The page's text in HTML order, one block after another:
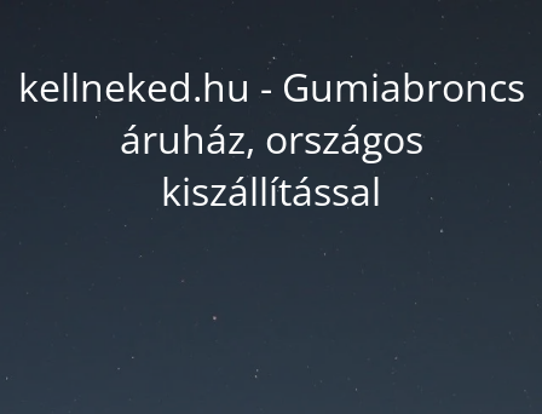
kellneked.hu - Gumiabroncs
áruház, országos
kiszállítással